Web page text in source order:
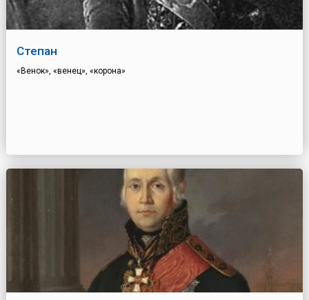
Степан
«Венок», «венец», «корона»